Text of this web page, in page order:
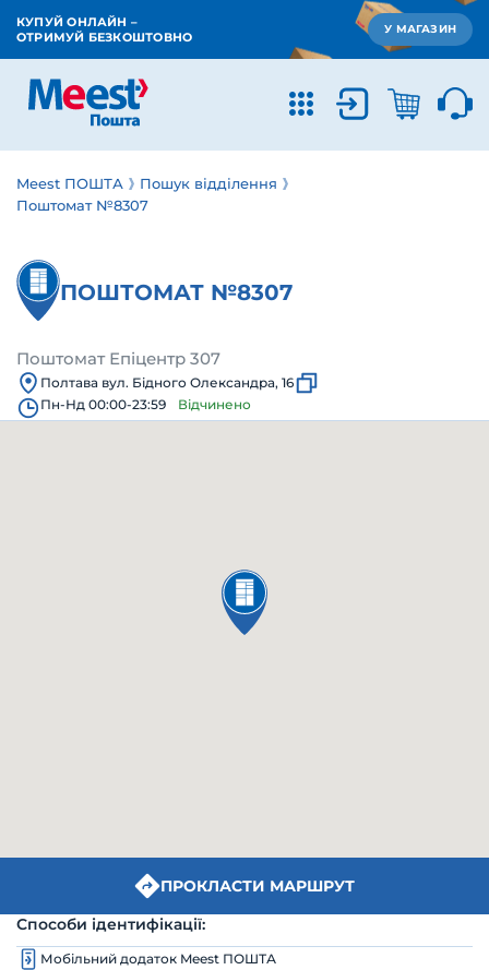
КУПУЙ ОНЛАЙН –
ОТРИМУЙ БЕЗКОШТОВНО
У МАГАЗИН
Meest ПОШТА
Пошук відділення
Поштомат №8307
ПОШТОМАТ №8307
Поштомат Епіцентр 307
Полтава вул. Бідного Олександра, 16
Пн-Нд 00:00-23:59
Відчинено
ПРОКЛАСТИ МАРШРУТ
Способи ідентифікації:
Мобільний додаток Meest ПОШТА